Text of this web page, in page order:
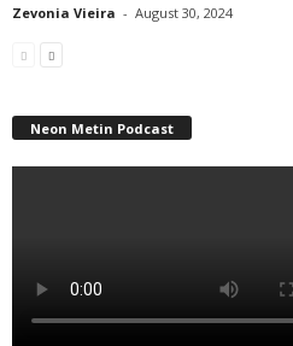
Zevonia Vieira - August 30, 2024
Neon Metin Podcast